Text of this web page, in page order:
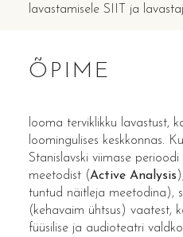
lavastamisele SIIT ja
ÕPIME
looma terviklikku lavastust,
loomingulises keskkonnas.
Stanislavskiviimase perioodi
meetodist (Active Analysis
tuntud näitleja meetodina),
(kehavaim ühtsus) vaatest,
füüsilise ja audioteatri